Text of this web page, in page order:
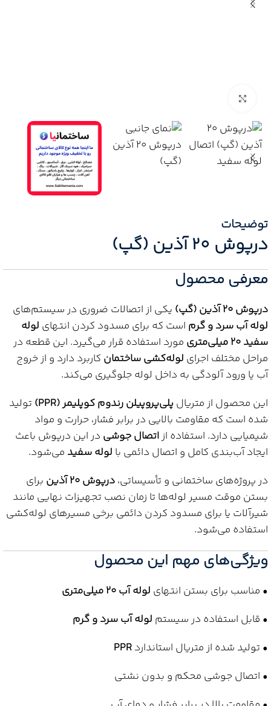
توضیحات
درپوش 20 آذین (گپ)
معرفی محصول
درپوش 20 آذین (گپ)
یکی از اتصالات ضروری در سیستم‌های
لوله آب سرد و گرم است که برای مسدود کردن انتهای لوله
سفید 20 میلی‌متری
مورد استفاده قرار می‌گیرد. این قطعه در
مراحل مختلف اجرای لوله‌کشی ساختمان کاربرد دارد و از خروج
آب یا ورود آلودگی به داخل لوله جلوگیری می‌کند.
این محصول از متریال پلی‌پروپیلن رندوم کوپلیمر (PPR)
تولید
شده است که مقاومت بالایی در برابر فشار، حرارت و مواد
شیمیایی دارد. استفاده ازاتصال جوشی در این درپوش باعث
ایجاد آب‌بندی کامل و اتصال دائمی با لوله سفید می‌شود.
در پروژه‌های ساختمانی و تأسیساتی،درپوش 20 آذین
برای
بستن موقت مسیر لوله‌ها تا زمان نصب تجهیزات نهایی مانند
شیرآلات یا برای مسدود کردن دائمی برخی مسیرهای لوله‌کشی
استفاده می‌شود.
ویژگی‌های مهم این محصول
• مناسب برای بستن انتهای لوله آب 20 میلی‌متری
• قابل استفاده در سیستم لوله آب سرد و گرم
• تولید شده از متریال استانداردPPR
• اتصال جوشی محکم و بدون نشتی